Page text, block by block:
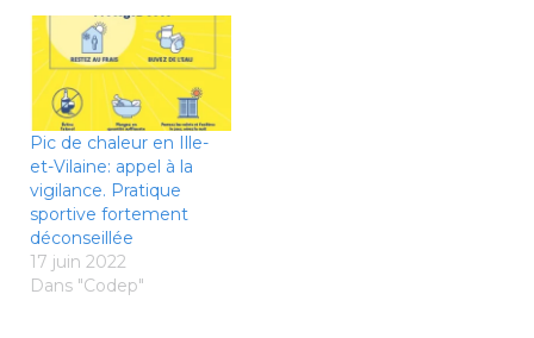
canicule dite
« extrême »,
exceptionnelle par sa
durée, son intensité, sa
précocité ou son
étendue géographique.
Il se caractérise par des
températures diurnes…
Pic de chaleur en Ille-
et-Vilaine: appel à la
vigilance. Pratique
sportive fortement
déconseillée
17 juin 2022
Dans "Codep"